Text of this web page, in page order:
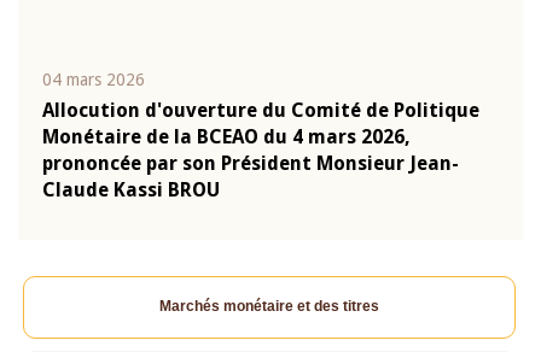
04 mars 2026
Allocution d'ouverture du Comité de Politique
Monétaire de la BCEAO du 4 mars 2026,
prononcée par son Président Monsieur Jean-
Claude Kassi BROU
Marchés monétaire et des titres